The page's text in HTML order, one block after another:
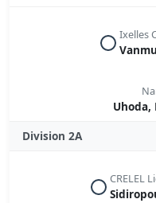
Ixelles
Uhoda,
Division 2A
CRELEL